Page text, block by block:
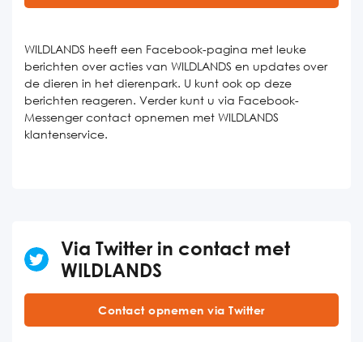
WILDLANDS heeft een Facebook-pagina met leuke
berichten over acties van WILDLANDS en updates over
de dieren in het dierenpark. U kunt ook op deze
berichten reageren. Verder kunt u via Facebook-
Messenger contact opnemen met WILDLANDS
klantenservice.
Via Twitter in contact met
WILDLANDS
Contact opnemen via Twitter